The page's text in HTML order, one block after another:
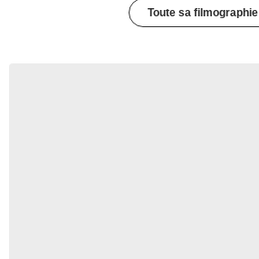
Toute sa filmographie